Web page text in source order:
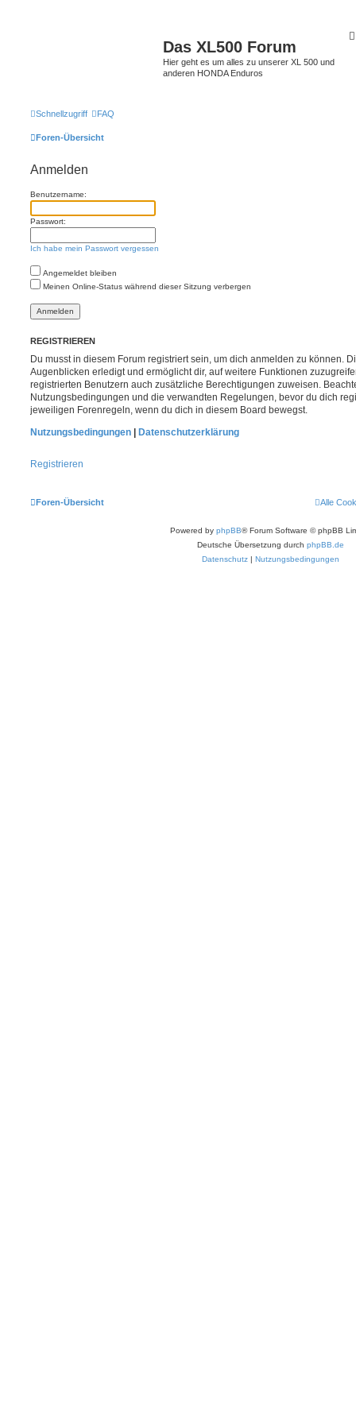
Das XL500 Forum
Hier geht es um alles zu unserer XL 500 und
anderen HONDA Enduros
Schnellzugriff FAQ
Foren-Übersicht
Anmelden
Benutzername:
Passwort:
Ich habe mein Passwort vergessen
Angemeldet bleiben
Meinen Online-Status während dieser Sitzung verbergen
REGISTRIEREN
Du musst in diesem Forum registriert sein, um dich anmelden zu können.
Augenblicken erledigt und ermöglicht dir, auf weitere Funktionen
registrierten Benutzern auch zusätzliche Berechtigungen zuweisen.
Nutzungsbedingungen und die verwandten Regelungen, bevor du dich
jeweiligen Forenregeln, wenn du dich in diesem Board bewegst.
Nutzungsbedingungen
Datenschutzerklärung
Registrieren
Foren-Übersicht Alle
Powered by phpBB® Forum Software © phpBB
Deutsche Übersetzung durch phpBB.de
Datenschutz | Nutzungsbedingungen